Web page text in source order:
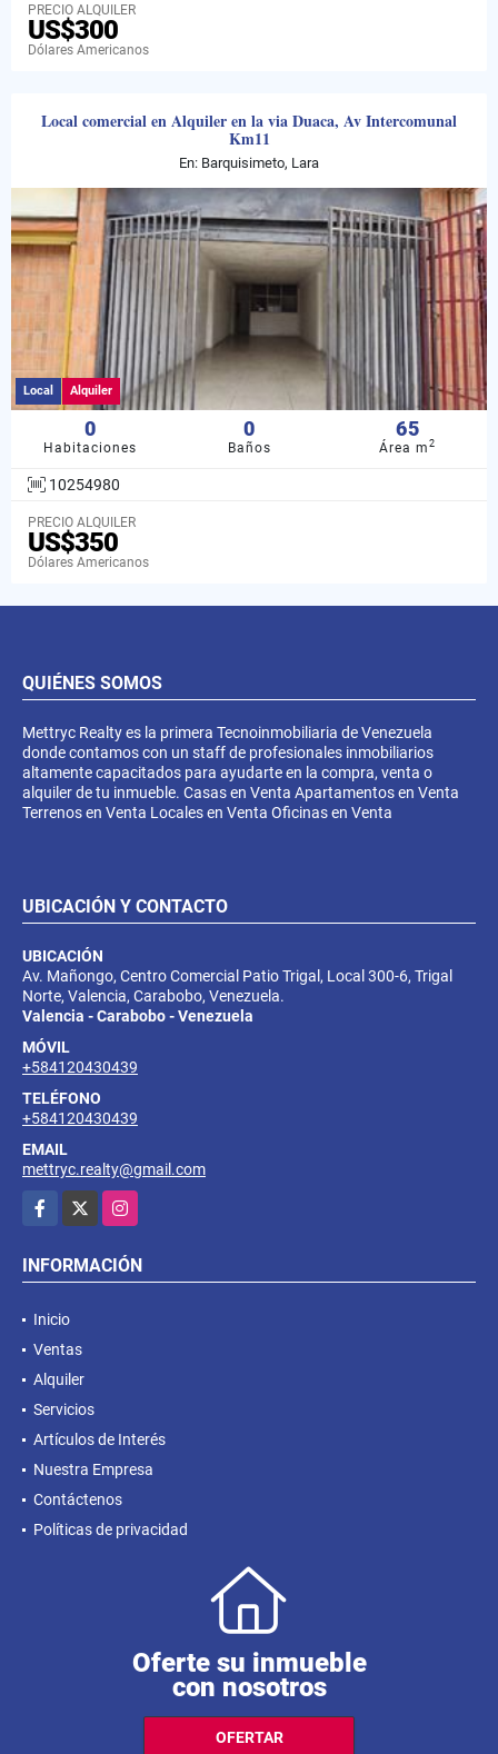
PRECIO ALQUILER
US$300
Dólares Americanos
Local comercial en Alquiler en la via Duaca, Av Intercomunal
Km11
En: Barquisimeto, Lara
Local Alquiler
0
Habitaciones
0
Baños
65
Área m2
10254980
PRECIO ALQUILER
US$350
Dólares Americanos
QUIÉNES SOMOS
Mettryc Realty es la primera Tecnoinmobiliaria de Venezuela
donde contamos con un staff de profesionales inmobiliarios
altamente capacitados para ayudarte en la compra, venta o
alquiler de tu inmueble. Casas en Venta Apartamentos en Venta
Terrenos en Venta Locales en Venta Oficinas en Venta
UBICACIÓN Y CONTACTO
UBICACIÓN
Av. Mañongo, Centro Comercial Patio Trigal, Local 300-6, Trigal
Norte, Valencia, Carabobo, Venezuela.
Valencia - Carabobo - Venezuela
MÓVIL
+584120430439
TELÉFONO
+584120430439
EMAIL
mettryc.realty@gmail.com
Facebook
Instagram
INFORMACIÓN
Inicio
Ventas
Alquiler
Servicios
Artículos de Interés
Nuestra Empresa
Contáctenos
Políticas de privacidad
Oferte su inmueble
con nosotros
OFERTAR